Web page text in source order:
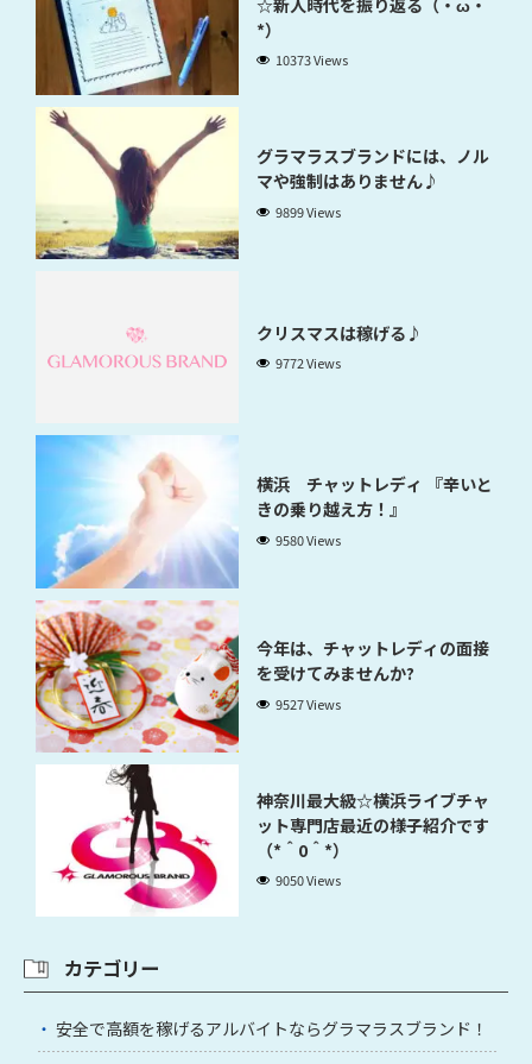
*）
10373 Views
グラマラスブランドには、ノル
マや強制はありません♪
9899 Views
クリスマスは稼げる♪
9772 Views
横浜 チャットレディ 『辛いと
きの乗り越え方！』
9580 Views
今年は、チャットレディの面接
を受けてみませんか?
9527 Views
神奈川最大級☆横浜ライブチャ
ット専門店最近の様子紹介です
（*＾0＾*）
9050 Views
カテゴリー
安全で高額を稼げるアルバイトならグラマラスブランド！